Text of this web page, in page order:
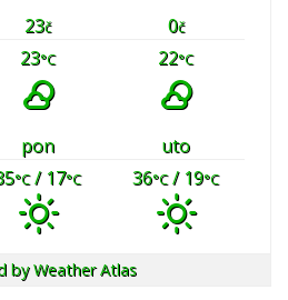
23č 0č
23°C 22°C
pon
uto
°C/ 17°C 36°C/ 19°C
byWeather Atlas